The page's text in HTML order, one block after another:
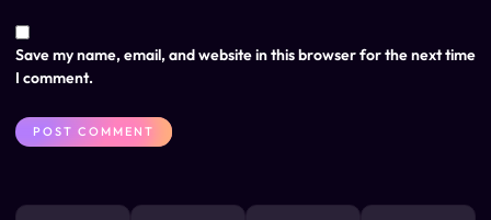
Save my name, email, and website in this browser for the next time
I comment.